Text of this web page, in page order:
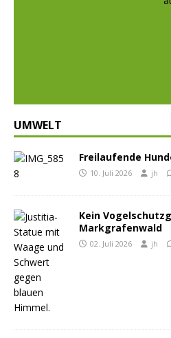
UMWELT
Freilaufende
10. Juli 2026 jh
Kein
Markgrafenwald
02. Juli 2026 jh